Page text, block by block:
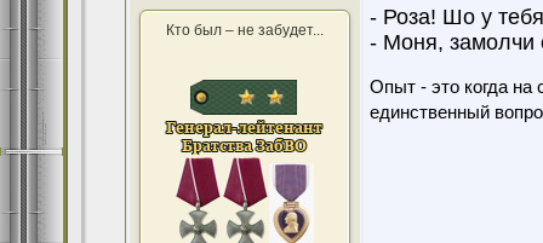
Кто был – не забудет...
- Роза! Шо у
- Моня, замолчи
Опыт - это когда на
единственный